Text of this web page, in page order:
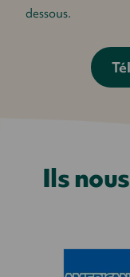
dessous.
Ils